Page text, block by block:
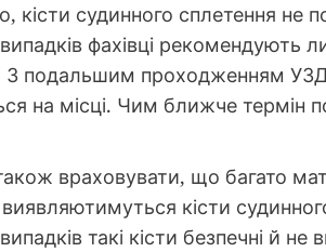
кісти судинного сплетення не
фахівці рекомендують
З подальшим проходженням УЗД
на місці. Чим ближче термін
враховувати, що багато
виявляютимуться кісти
такі кісти безпечні й